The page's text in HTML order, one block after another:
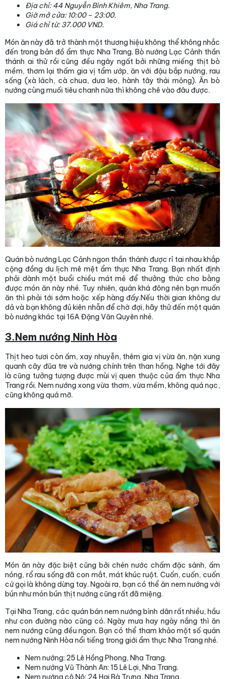
Địa chỉ: 44 Nguyễn Bình Khiêm, Nha Trang.
Giờ mở cửa: 10:00 – 23:00.
Giá chỉ từ: 37.000 VND.
Món ăn này đã trở thành một thương hiệu không thể không nhắc
đến trong bản đồ ẩm thực Nha Trang. Bò nướng Lạc Cảnh thần
thánh ai thử rồi cũng đều ngây ngất bởi những miếng thịt bò
mềm, thơm lại thấm gia vị tẩm ướp, ăn với đậu bắp nướng, rau
sống (xà lách, cà chua, dưa leo, hành tây thái mỏng). Ăn bò
nướng cùng muối tiêu chanh nữa thì không chê vào đâu được.
Quán bò nướng Lạc Cảnh ngon thần thánh được rỉ tai nhau khắp
cộng đồng du lịch mê mệt ẩm thực Nha Trang. Bạn nhất định
phải dành một buổi chiều mát mẻ để thưởng thức cho bằng
được món ăn này nhé. Tuy nhiên, quán khá đông nên bạn muốn
ăn thì phải tới sớm hoặc xếp hàng đấy.Nếu thời gian không dư
dả và bạn không đủ kiên nhẫn để chờ đợi, hãy thử đến một quán
bò nướng khác tại 16A Đặng Văn Quyên nhé.
3.Nem nướng Ninh Hòa
Thịt heo tươi còn ấm, xay nhuyễn, thêm gia vị vừa ăn, nặn xung
quanh cây đũa tre và nướng chính trên than hồng. Nghe tới đây
là cũng tưởng tượng được mùi vị quen thuộc của ẩm thực Nha
Trang rồi. Nem nướng xong vừa thơm, vừa mềm, không quá nạc,
cũng không quá mỡ.
Món ăn này đặc biệt cũng bởi chén nước chấm đặc sánh, ấm
nóng, rổ rau sống đã con mắt, mát khúc ruột. Cuốn, cuốn, cuốn
cứ gọi là không dừng tay. Ngoài ra, bạn có thể ăn nem nướng với
bún như món bún thịt nướng cũng rất đã miệng.
Tại Nha Trang, các quán bán nem nướng bình dân rất nhiều, hầu
như con đường nào cũng có. Ngày mưa hay ngày nắng thì ăn
nem nướng cũng đều ngon. Bạn có thể tham khảo một số quán
nem nướng Ninh Hòa nổi tiếng trong giới ẩm thực Nha Trang nhé.
Nem nướng: 25 Lê Hồng Phong, Nha Trang.
Nem nướng Vũ Thành An: 15 Lê Lợi, Nha Trang.
Nem nướng cô Nô: 24 Hai Bà Trưng, Nha Trang.